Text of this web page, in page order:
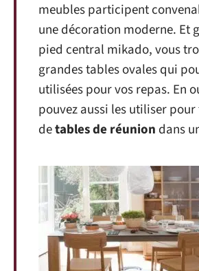
meubles participent
une décoration moderne. Et
pied central mikado, vous
grandes tables ovales qui
utilisées pour vos repas. En
pouvez aussi les utiliser
detables de réunion dans